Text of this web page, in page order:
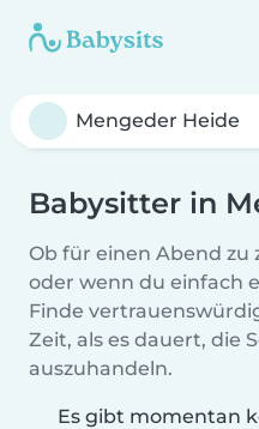
Babysitter in
Ob für einen Abend zu
oder wenn du einfach
Finde
Zeit, als es dauert, die
auszuhandeln.
Es gibt momentan